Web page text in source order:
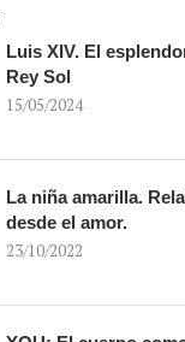
Luis XIV. El
Rey Sol
15/05/2024
La niña amarilla.
desde el amor.
23/10/2022